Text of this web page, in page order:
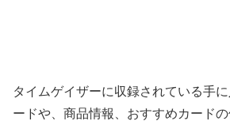
タイムゲイザーに収録されている手
ードや、商品情報、おすすめカード